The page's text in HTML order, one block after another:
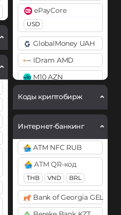
Bitcoin Cash (BCH)
Bitcoin SV (BSV)
BitTorrent (BTT)
Cardano (ADA)
Chainlink (LINK)
ERC20
Chiliz (CHZ)
Compound (COMP)
Cosmos (ATOM)
Cronos (CRO)
Curve (CRV)
DAI
ERC20
ePayCore
USD
GlobalMoney UAH
IDram AMD
M10 AZN
Mercado Pago ARS
MoneyGo
USD
Neteller
USD EUR
NixMoney
USD
Payeer
Коды криптобирж
Интернет-банкинг
ATM NFC RUB
ATM QR-код
THB VND BRL
Bank of Georgia GEL